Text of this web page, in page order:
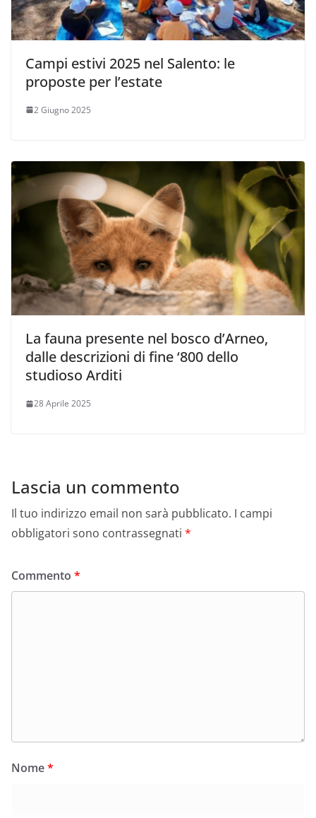
Campi estivi 2025 nel Salento: le
proposte per l’estate
2 Giugno 2025
La fauna presente nel bosco d’Arneo,
dalle descrizioni di fine ‘800 dello
studioso Arditi
28 Aprile 2025
Lascia un commento
Il tuo indirizzo email non sarà pubblicato. I campi
obbligatori sono contrassegnati *
Commento *
Nome*